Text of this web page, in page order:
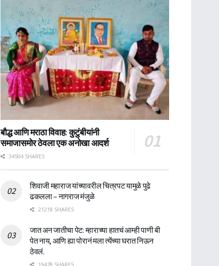
बौद्ध आणि मराठा विवाह: कुटुंबीयांनी
समाजासमोर ठेवला एक अनोखा आदर्श
34504 SHARES
शिवाजी महाराज यांच्यावरील चित्रपट यामुळे पुढे
ढकलला – नागराज मंजुळे
21218 SHARES
जात अन जातीचा पेट: म्हाराच्या हातचं आम्ही पाणी बी
पेत नाय, आणि ह्या पोरानं मला त्येंच्या घरात निऊन
ठेवलं.
19478 SHARES